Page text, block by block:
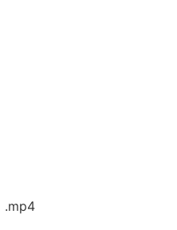
.mp4